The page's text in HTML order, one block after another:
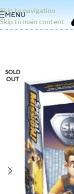
Skip to navigation
Skip to main content
MENU
SOLD
OUT